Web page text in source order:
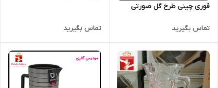
قوری چینی طرح گل صورتی
تماس بگیرید تماس بگیرید